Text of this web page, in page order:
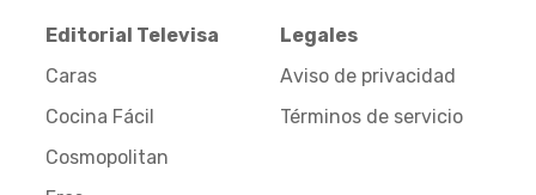
Editorial Televisa
Caras
Cocina Fácil
Cosmopolitan
Legales
Aviso de privacidad
Términos de servicio